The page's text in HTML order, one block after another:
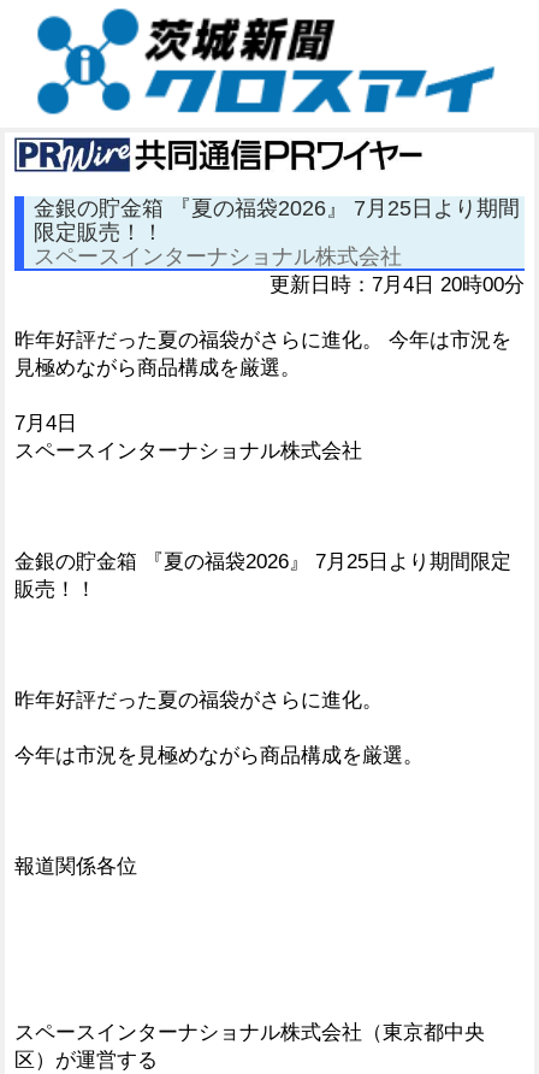
金銀の貯金箱 『夏の福袋2026』 7月25日より期間
限定販売！！
スペースインターナショナル株式会社
更新日時：7月4日 20時00分
昨年好評だった夏の福袋がさらに進化。 今年は市況を
見極めながら商品構成を厳選。
7月4日
スペースインターナショナル株式会社
金銀の貯金箱 『夏の福袋2026』 7月25日より期間限定
販売！！
昨年好評だった夏の福袋がさらに進化。
今年は市況を見極めながら商品構成を厳選。
報道関係各位
スペースインターナショナル株式会社（東京都中央
区）が運営する